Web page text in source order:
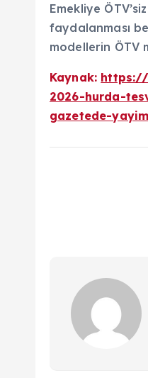
Emekliye
faydalanması
modellerin ÖTV
Kaynak: https://
2026-hurda-
gazetede-